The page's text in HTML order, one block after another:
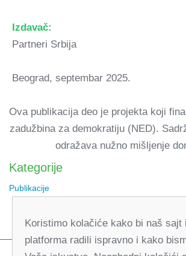
Izdavač:
Partneri Srbija
Beograd, septembar 2025.
Ova publikacija deo je projekta koji
zadužbina za demokratiju (NED).
odražava nužno mišljenje
Kategorije
Publikacije
Koristimo kolačiće kako bi naš sajt
platforma radili ispravno i kako